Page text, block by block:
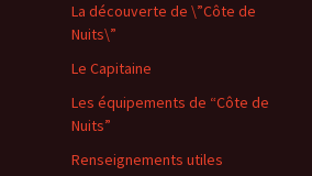
La découverte de \”Côte de
Nuits\”
Le Capitaine
Les équipements de “Côte de
Nuits”
Renseignements utiles